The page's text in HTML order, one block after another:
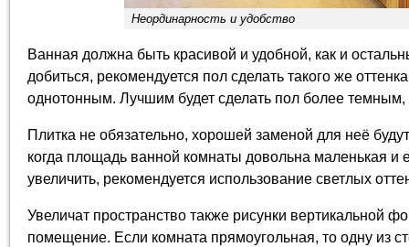
Неординарность и удобство
Ванная должна быть красивой и удобной, как и
добиться, рекомендуется пол сделать такого же
однотонным. Лучшим будет сделать пол более
Плитка не обязательно, хорошей заменой для неё
когда площадь ванной комнаты довольна маленькая и
увеличить, рекомендуется использование светлых
Увеличат пространство также рисунки вертикальной
помещение. Если комната прямоугольная, то одну из